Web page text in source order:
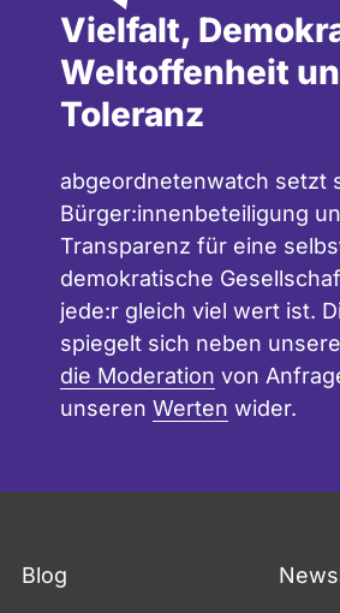
Vielfalt,
Weltoffenheit
Toleranz
abgeordnetenwatch setzt
Bürger:innenbeteiligung
Transparenz für eine
demokratische
jede:r gleich viel wert ist.
spiegelt sich neben
die Moderation von
unseren Werten wider.
Blog